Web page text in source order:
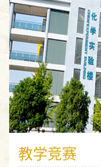
教学竞赛